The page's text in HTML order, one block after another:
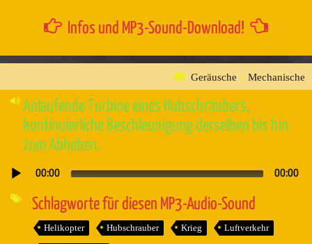
Infos und MP3-Sound-Download!
Geräusche » Mechanische
Anlaufende Turbine eines Hubschraubers,
kontinuierliche Beschleunigung derselben bis hin
zum Abheben.
Audio-
00:00 00:00
Schlagworte für diesen MP3-Audio-Sound
Helikopter Hubschrauber Krieg Luftverkehr